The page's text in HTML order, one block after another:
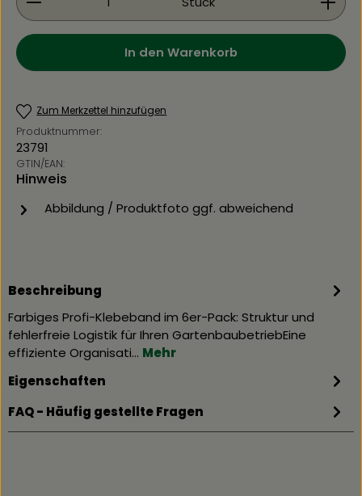
In den Warenkorb
Zum Merkzettel hinzufügen
Produktnummer:
23791
GTIN/EAN:
Hinweis
Abbildung / Produktfoto ggf. abweichend
Beschreibung
Farbiges Profi-Klebeband im 6er-Pack: Struktur und
fehlerfreie Logistik für Ihren GartenbaubetriebEine
effiziente Organisati… Mehr
Eigenschaften
FAQ - Häufig gestellte Fragen